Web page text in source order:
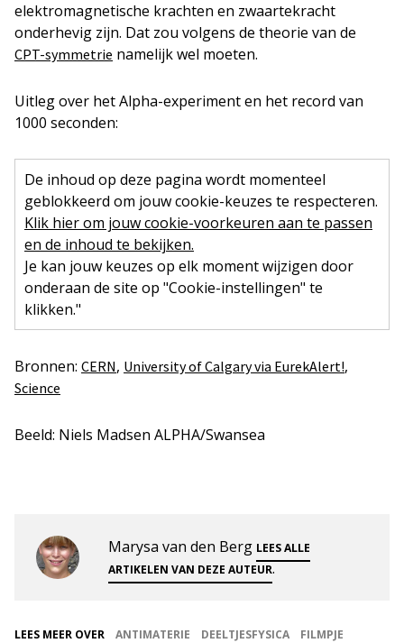
elektromagnetische krachten en zwaartekracht
onderhevig zijn. Dat zou volgens de theorie van de
CPT-symmetrie namelijk wel moeten.
Uitleg over het Alpha-experiment en het record van
1000 seconden:
De inhoud op deze pagina wordt momenteel
geblokkeerd om jouw cookie-keuzes te respecteren.
Klik hier om jouw cookie-voorkeuren aan te passen
en de inhoud te bekijken.
Je kan jouw keuzes op elk moment wijzigen door
onderaan de site op "Cookie-instellingen" te
klikken."
Bronnen: CERN, University of Calgary via EurekAlert!,
Science
Beeld: Niels Madsen ALPHA/Swansea
Marysa van den Berg LEES ALLE
ARTIKELEN VAN DEZE AUTEUR.
LEES MEER OVER ANTIMATERIE DEELTJESFYSICA
FILMPJE